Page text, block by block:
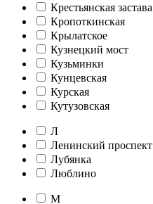
Крестьянская застава
Кропоткинская
Крылатское
Кузнецкий мост
Кузьминки
Кунцевская
Курская
Кутузовская
Л
Ленинский проспект
Лубянка
Люблино
М